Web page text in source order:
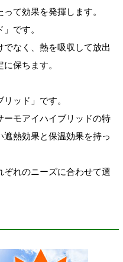
て効果を発揮します。
です。
なく、熱を吸収して放出
保ちます。
ッド」です。
ーモアイハイブリッドの特
熱効果と保温効果を持っ
ぞれのニーズに合わせて選